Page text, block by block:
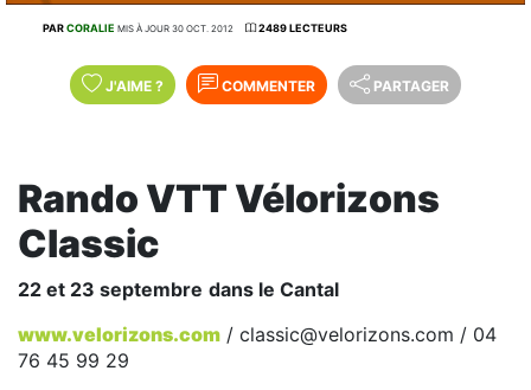
PARCORALIE MIS À JOUR 30 OCT. 2012 2489 LECTEURS
J'AIME ? COMMENTER PARTAGER
Rando VTT Vélorizons
Classic
22 et 23 septembre dans le Cantal
www.velorizons.com / classic@velorizons.com / 04
76 45 99 29